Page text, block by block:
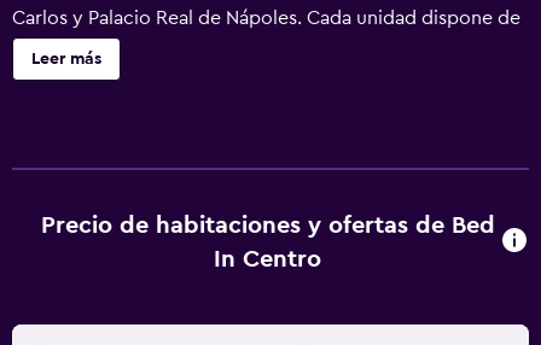
Carlos y Palacio Real de Nápoles. Cada unidad dispone de
baño privado, ducha, aire acondicionado, TV de pantalla
plana y nevera. Algunas unidades disponen de zona de
aeropuerto (Aeropuerto internacional de Nápoles) está a
10 km, y el alojamiento ofrece servicio de traslado de
Leer más
Precio de habitaciones y ofertas de Bed
In Centro